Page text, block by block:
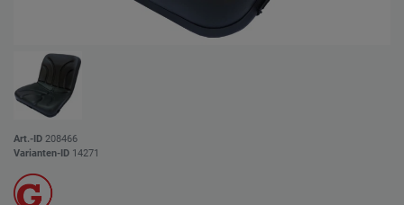
Art.-ID 208466
Varianten-ID 14271